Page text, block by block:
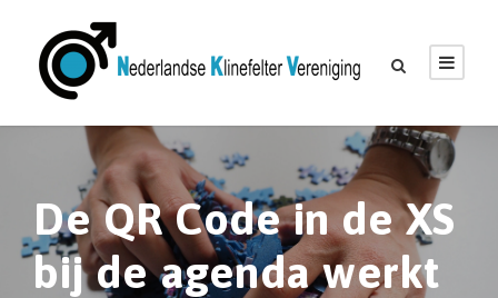
De QR Code in de XS
bij de agenda werkt